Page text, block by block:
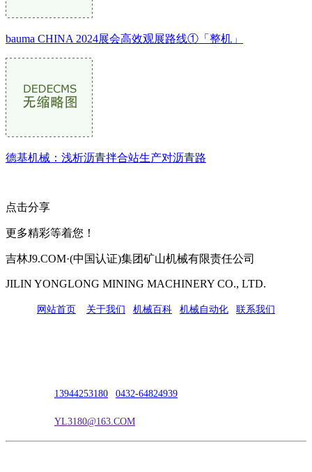
bauma CHINA 2024展会高效观展路线①「整机」
德基机械：浅析沥青拌合站生产对沥青路
点击分享
更多精彩等着您！
吉林J9.COM·(中国认证)集团矿山机械有限责任公司
JILIN YONGLONG MINING MACHINERY CO., LTD.
网站首页 关于我们 机械百科 机械自动化 联系我们
13944253180 0432-64824939
YL3180@163.COM